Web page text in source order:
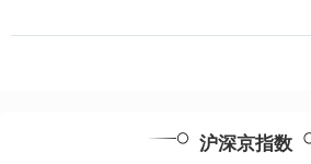
家电等消费板....
沪深京指数